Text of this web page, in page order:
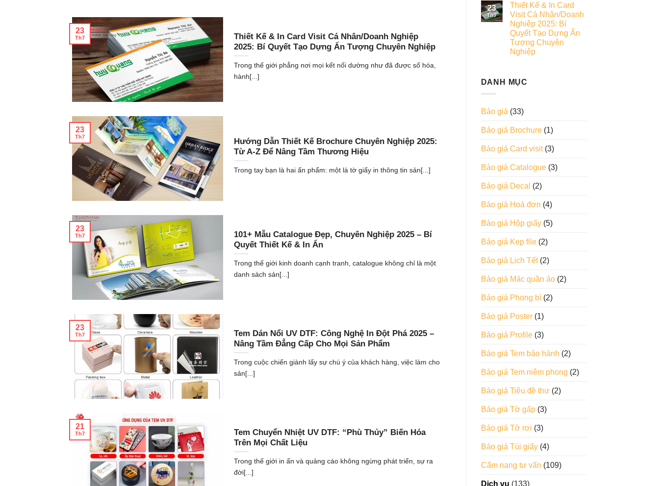
Thiết Kế & In Card Visit Cá Nhân/Doanh Nghiệp
2025: Bí Quyết Tạo Dựng Ấn Tượng Chuyên Nghiệp
Trong thế giới phẳng nơi mọi kết nối dường như đã được số hóa,
hành[...]
23
Th7
Hướng Dẫn Thiết Kế Brochure Chuyên Nghiệp 2025:
Từ A-Z Để Nâng Tầm Thương Hiệu
Trong tay bạn là hai ấn phẩm: một là tờ giấy in thông tin sản[...]
23
Th7
101+ Mẫu Catalogue Đẹp, Chuyên Nghiệp 2025 – Bí
Quyết Thiết Kế & In Ấn
Trong thế giới kinh doanh cạnh tranh, catalogue không chỉ là một
danh sách sản[...]
23
Th7
Tem Dán Nổi UV DTF: Công Nghệ In Đột Phá 2025 –
Nâng Tầm Đẳng Cấp Cho Mọi Sản Phẩm
Trong cuộc chiến giành lấy sự chú ý của khách hàng, việc làm cho
sản[...]
23
Th7
Tem Chuyển Nhiệt UV DTF: “Phù Thủy” Biến Hóa
Trên Mọi Chất Liệu
Trong thế giới in ấn và quảng cáo không ngừng phát triển, sự ra
đời[...]
21
Th7
23
Th7
Thiết Kế & In Card
Visit Cá Nhân/Doanh
Nghiệp 2025: Bí
Quyết Tạo Dựng Ấn
Tượng Chuyên
Nghiệp
DANH MỤC
Báo giá (33)
Báo giá Brochure(1)
Báo giá Card visit(3)
Báo giá Catalogue(3)
Báo giá Decal (2)
Báo giá Hoá đơn (4)
Báo giá Hộp giấy(5)
Báo giá Kẹp file(2)
Báo giá Lịch Tết(2)
Báo giá Mác quần áo(2)
Báo giá Phong bì(2)
Báo giá Poster(1)
Báo giá Profile(3)
Báo giá Tem bảo hành (2)
Báo giá Tem niêm phong (2)
Báo giá Tiêu đề thư(2)
Báo giá Tờ gấp(3)
Báo giá Tờ rơi (3)
Báo giá Túi giấy(4)
Cẩm nang tư vấn (109)
Dịch vụ (133)